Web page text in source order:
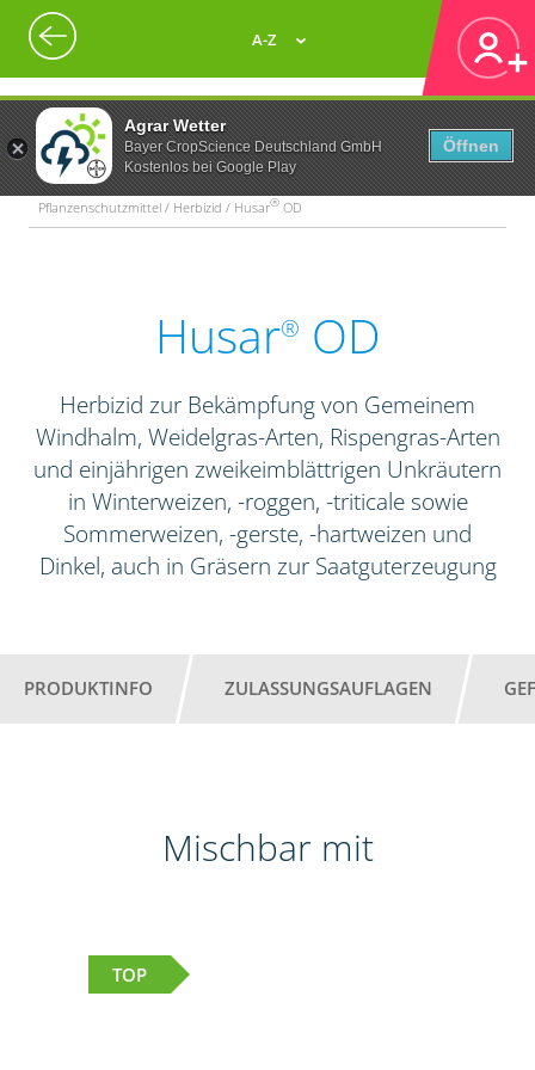
Agrar Wetter
Bayer CropScience Deutschland GmbH
Kostenlos bei Google Play
Öffnen
A-Z
Pflanzenschutzmittel / Herbizid / Husar® OD
Husar® OD
Herbizid zur Bekämpfung von Gemeinem
Windhalm, Weidelgras-Arten, Rispengras-Arten
und einjährigen zweikeimblättrigen Unkräutern
in Winterweizen, -roggen, -triticale sowie
Sommerweizen, -gerste, -hartweizen und
Dinkel, auch in Gräsern zur Saatguterzeugung
PRODUKTINFO ZULASSUNGSAUFLAGEN
Mischbar mit
TOP